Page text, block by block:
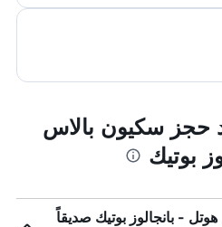
حجز سكيون بالاس
بوتيك
- بانجالوز بوتيك صديقاً